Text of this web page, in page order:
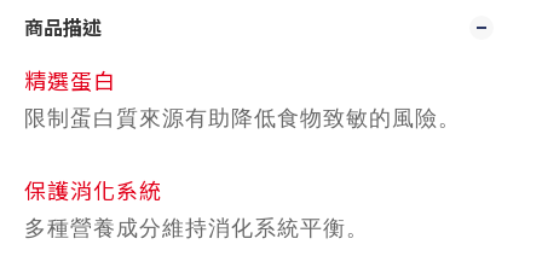
商品描述
精選蛋白
限制蛋白質來源有助降低食物致敏的風險。
保護消化系統
多種營養成分維持消化系統平衡。